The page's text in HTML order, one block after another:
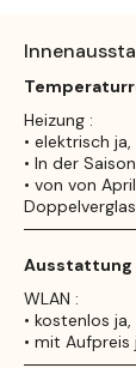
Heizung :
• elektrisch ja,
• In der
• von von
WLAN :
• kostenlos ja,
• mit Aufpreis